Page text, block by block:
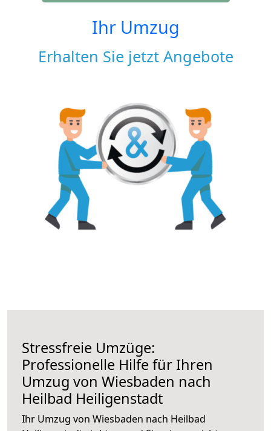
Ihr Umzug
Erhalten Sie jetzt Angebote
Stressfreie Umzüge:
Professionelle Hilfe für Ihren
Umzug von Wiesbaden nach
Heilbad Heiligenstadt
Ihr Umzug von Wiesbaden nach Heilbad